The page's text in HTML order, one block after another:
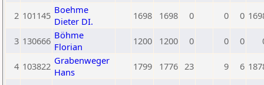
2 101145 Boehme
Dieter DI.
1698 1698 0 0 0
3 130666 Böhme
Florian
1200 1200 0 0 0
4 103822 Grabenweger
Hans
1799 1776 23 9 6